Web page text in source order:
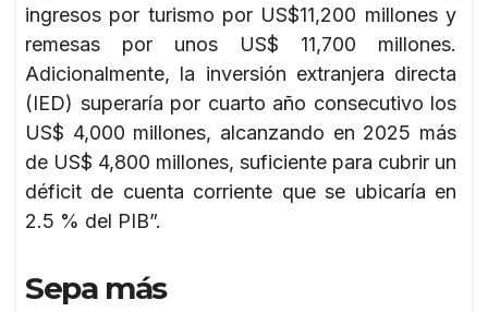
ingresos por turismo por US$11,200 millones y
remesas por unos US$ 11,700 millones.
Adicionalmente, la inversión extranjera directa
(IED) superaría por cuarto año consecutivo los
US$ 4,000 millones, alcanzando en 2025 más
de US$ 4,800 millones, suficiente para cubrir un
déficit de cuenta corriente que se ubicaría en
2.5 % del PIB”.
Sepa más